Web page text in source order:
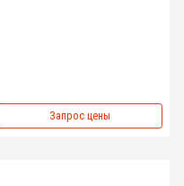
Запрос цены